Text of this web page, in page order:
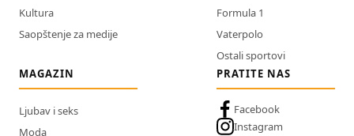
Kultura
Saopštenje za medije
Formula 1
Vaterpolo
Ostali sportovi
MAGAZIN
Ljubav i seks
Moda
PRATITE NAS
Facebook
Instagram